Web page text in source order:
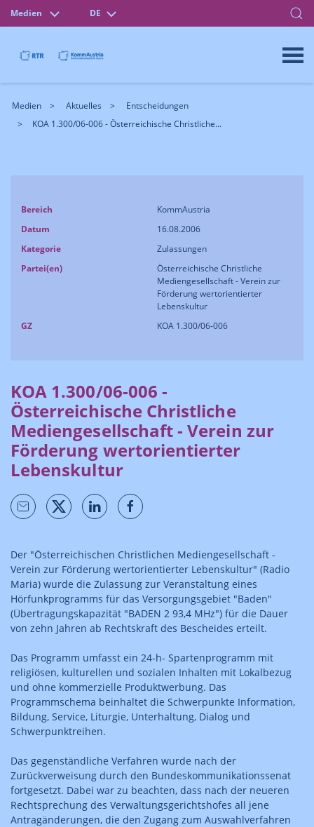
Medien DE
Medien Aktuelles
Entscheidungen
KOA 1.300/06-006 - Österreichische Christliche...
Bereich
KommAustria
Datum
16.08.2006
Kategorie
Zulassungen
Partei(en)
Österreichische Christliche
Mediengesellschaft - Verein zur
Förderung wertorientierter
Lebenskultur
GZ
KOA 1.300/06-006
KOA 1.300/06-006 -
Österreichische Christliche
Mediengesellschaft - Verein zur
Förderung wertorientierter
Lebenskultur
Der "Österreichischen Christlichen Mediengesellschaft -
Verein zur Förderung wertorientierter Lebenskultur" (Radio
Maria) wurde die Zulassung zur Veranstaltung eines
Hörfunkprogramms für das Versorgungsgebiet "Baden"
(Übertragungskapazität "BADEN 2 93,4 MHz") für die Dauer
von zehn Jahren ab Rechtskraft des Bescheides erteilt.
Das Programm umfasst ein 24-h- Spartenprogramm mit
religiösen, kulturellen und sozialen Inhalten mit Lokalbezug
und ohne kommerzielle Produktwerbung. Das
Programmschema beinhaltet die Schwerpunkte Information,
Bildung, Service, Liturgie, Unterhaltung, Dialog und
Schwerpunktreihen.
Das gegenständliche Verfahren wurde nach der
Zurückverweisung durch den Bundeskommunikationssenat
fortgesetzt. Dabei war zu beachten, dass nach der neueren
Rechtsprechung des Verwaltungsgerichtshofes all jene
Antragänderungen, die den Zugang zum Auswahlverfahren